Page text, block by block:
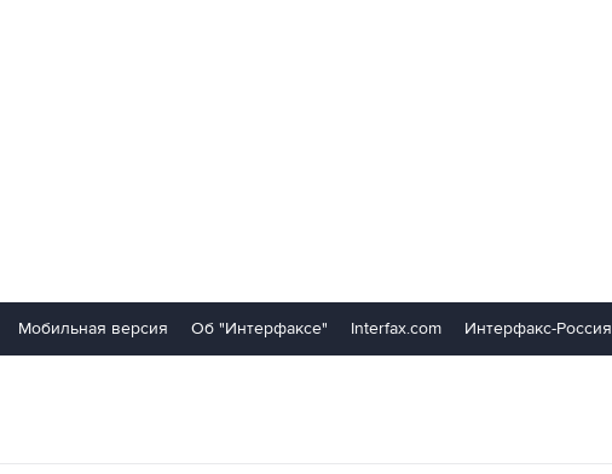
Мобильная версия Об "Интерфаксе" Interfax.com Интерфакс-Россия